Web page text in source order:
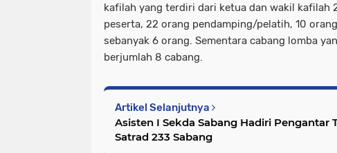
kafilah yang terdiri dari ketua dan wakil kafilah
peserta, 22 orang pendamping/pelatih, 10
sebanyak 6 orang. Sementara cabang lomba
berjumlah 8 cabang.
Artikel Selanjutnya
Asisten I Sekda Sabang Hadiri Pengantar
Satrad 233 Sabang